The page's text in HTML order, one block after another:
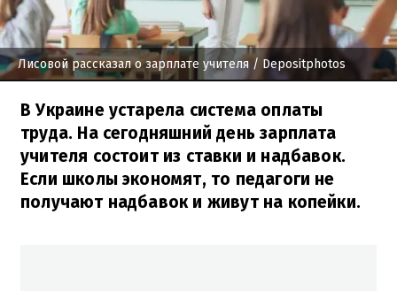
Лисовой рассказал о зарплате учителя / Depositphotos
В Украине устарела система оплаты
труда. На сегодняшний день зарплата
учителя состоит из ставки и надбавок.
Если школы экономят, то педагоги не
получают надбавок и живут на копейки.